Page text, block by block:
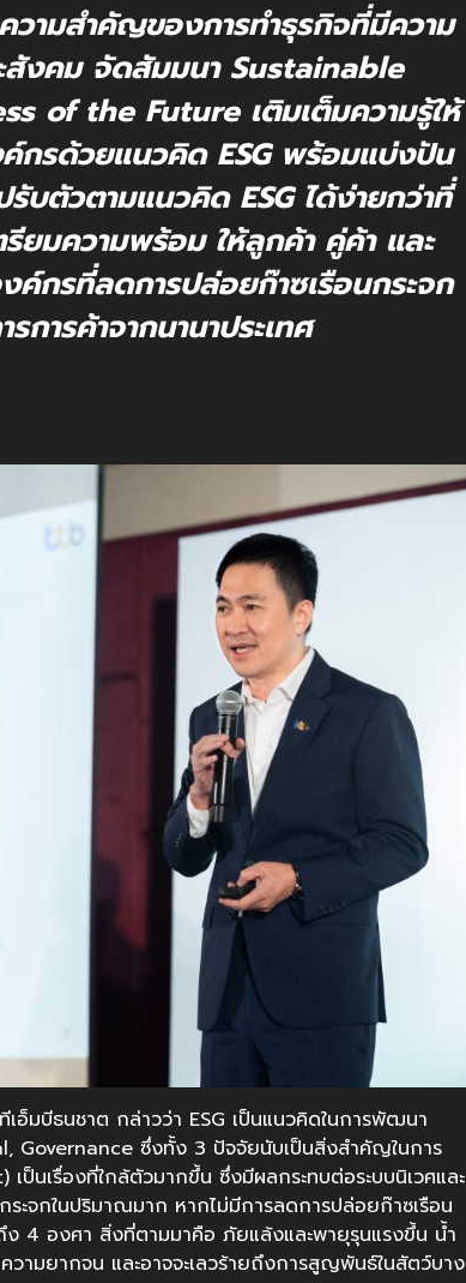
ามสำคัญของการทำธุรกิจที่มีความ
งคม จัดสัมมนา Sustainable
of the Future เติมเต็มความรู้ให้
กรด้วยแนวคิด ESG พร้อมแบ่งปัน
บตัวตามแนวคิด ESG ได้ง่ายกว่าที่
ยมความพร้อม ให้ลูกค้า คู่ค้า และ
กรที่ลดการปล่อยก๊าซเรือนกระจก
ารค้าจากนานาประเทศ
มบีธนชาต กล่าวว่า ESG เป็นแนวคิดในการพัฒนา
Governance ซึ่งทั้ง 3 ปัจจัยนับเป็นสิ่งสำคัญในการ
ป็นเรื่องที่ใกล้ตัวมากขึ้น ซึ่งมีผลกระทบต่อระบบนิเวศและ
ะจกในปริมาณมาก หากไม่มีการลดการปล่อยก๊าซเรือน
4 องศา สิ่งที่ตามมาคือ ภัยแล้งและพายุรุนแรงขึ้น น้ำ
ามยากจน และอาจจะเลวร้ายถึงการสูญพันธ์ในสัตว์บาง